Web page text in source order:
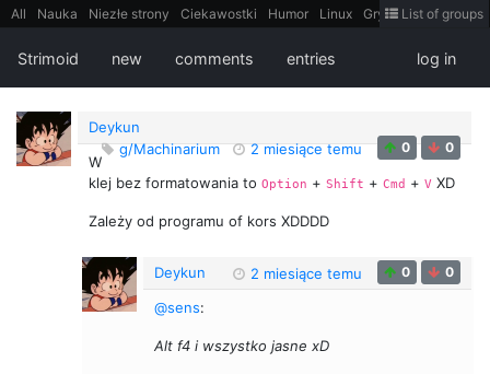
All Nauka Niezłe strony Ciekawostki Humor Linux Gry
Teh
Bezpieczeństwo
Książki Sugestie FotoHistoria
Truelolcontent
FilmyDokumentalne
gify
Cytaty Mapy Film Android itt Tradycyjne gry
List of groups
Strimoid new comments entries log in
Deykun
g/Machinarium
2 miesiące temu 0 0
W
klej bez formatowania to Option + Shift + Cmd + V XD
Zależy od programu of kors XDDDD
Deykun 2 miesiące temu 0 0
@sens:
Alt f4 i wszystko jasne xD